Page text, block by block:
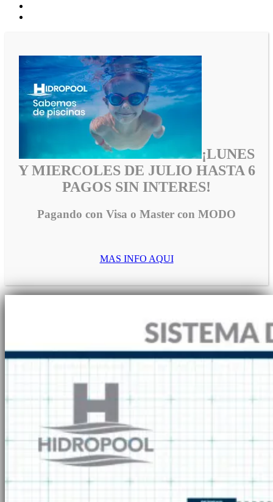
¡LUNES
Y MIERCOLES DE JULIO HASTA 6
PAGOS SIN INTERES!
Pagando con Visa o Master con MODO
MAS INFO AQUI